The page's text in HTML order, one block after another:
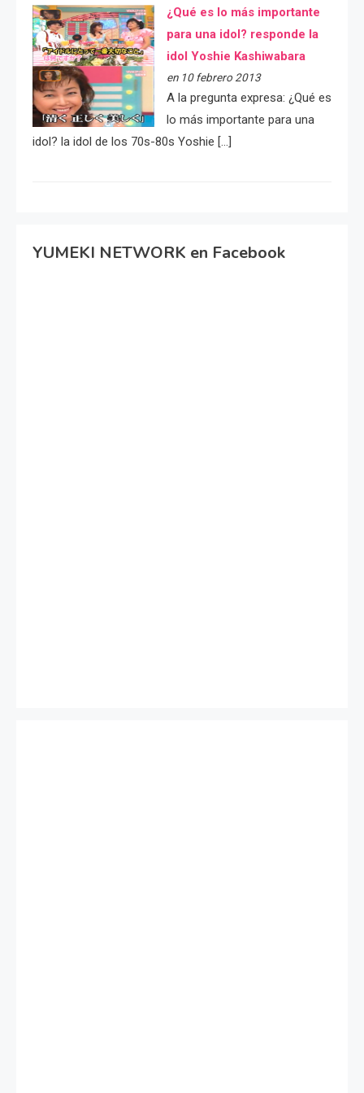
¿Qué es lo más importante
para una idol? responde la
idol Yoshie Kashiwabara
en 10 febrero 2013
A la pregunta expresa: ¿Qué es
lo más importante para una
idol? la idol de los 70s-80s Yoshie […]
YUMEKI NETWORK en Facebook